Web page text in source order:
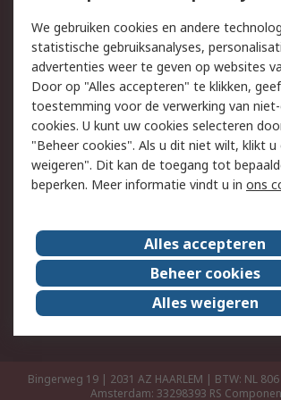
Track & Trace
Wettelijk
Cookiebeleid
Email
Privacybeleid
Algemene
verkoopvoorwaarden
Over RS
RS Group
Over ons
RS wereldwijd
Werken
ESG
Bingerweg 19 | 2031 AZ HAARLEM | BTW: NL
Amsterdam: 33298393 RS
We gebruiken cookies en andere
statistische gebruiksanalyses,
advertenties weer te geven op websites
Door op "Alles accepteren" te klikken,
toestemming voor de verwerking van
cookies. U kunt uw cookies selecteren
"Beheer cookies". Als u dit niet wilt, klikt u
weigeren". Dit kan de toegang tot
beperken. Meer informatie vindt u in ons
Alles accepteren
Beheer cookies
Alles weigeren